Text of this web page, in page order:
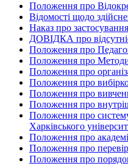
Положення про
Відомості щодо
Наказ про
ДОВІДКА про
Положення про
Положення про
Положення про
Положення про
Положення про
Положення про
Положення про систему
Харківського
Положення про
Положення про
Положення про